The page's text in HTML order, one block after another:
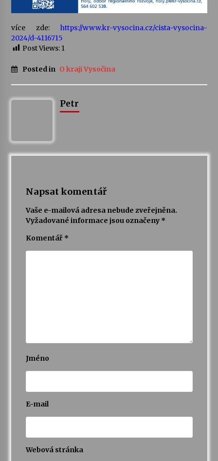
Za kulturou kousek za Humpolec. V Želivě ožije
odkaz Josefa Čapka
13. 7. 2026
3. 7. 2026
30. 6. 2026
více zde: https://www.kr-vysocina.cz/cista-vysocina-
2024/d-4116715
Post Views: 1
Posted in O kraji Vysočina
Petr
Napsat komentář
Vaše e-mailová adresa nebude zveřejněna.
Vyžadované informace jsou označeny *
Komentář *
Jméno
E-mail
Webová stránka